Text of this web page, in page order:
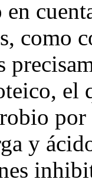
en
como
el
y